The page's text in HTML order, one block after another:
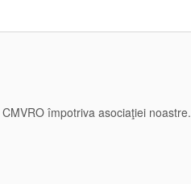
împotriva asociaţiei noastre.